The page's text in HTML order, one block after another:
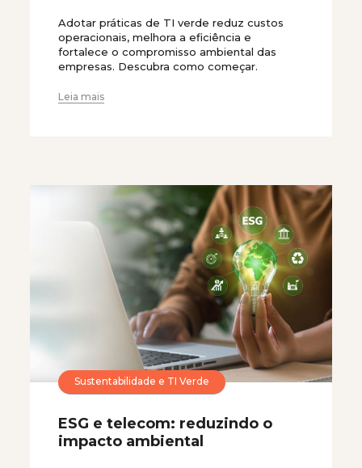
Adotar práticas de TI verde reduz custos
operacionais, melhora a eficiência e
fortalece o compromisso ambiental das
empresas. Descubra como começar.
Leia mais
Sustentabilidade e TI Verde
ESG e telecom: reduzindo o
impacto ambiental